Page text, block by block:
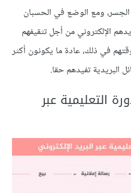
ومع الوضع في الحسبان
الإلكتروني من أجل تثقيفهم
في ذلك، عادة ما يكونون أكثر
البريدية تفيدهم حقا.
رقم 4: الدورة التعليمية عبر